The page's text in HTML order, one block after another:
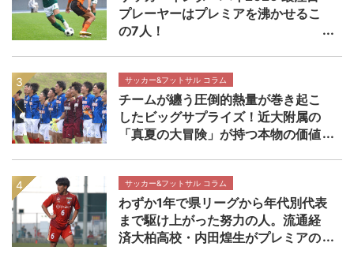
プレーヤーはプレミアを沸かせるこ
の7人！
サッカー&フットサル コラム
チームが纏う圧倒的熱量が巻き起こ
したビッグサプライズ！近大附属の
「真夏の大冒険」が持つ本物の価値
サッカー&フットサル コラム
わずか1年で県リーグから年代別代表
まで駆け上がった努力の人。流通経
済大柏高校・内田煌生がプレミアの